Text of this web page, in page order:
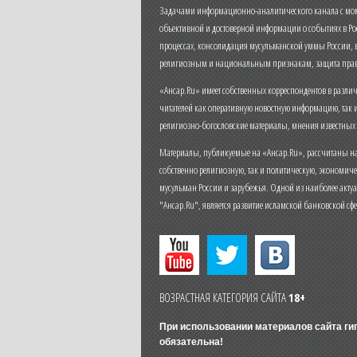
Задачами информационно-аналитического канала с
объективной и достоверной информации о событиях в
процессах, консолидация мусульманской уммы
религиозным и национальным признакам, защита
«Ансар.Ru» имеет собственных корреспондентов в
читателей как оперативную новостную информацию, так
религиозно-богословские материалы, мнения
Материалы, публикуемые на «Ансар.Ru», рассчитаны
собственно религиозную, так и политическую,
мусульман России и зарубежья. Одной из наиболее
"Ансар.Ru", является развитие исламской банковской
ВОЗРАСТНАЯ КАТЕГОРИЯ САЙТА18+
При использовании материалов сайта
обязательна!